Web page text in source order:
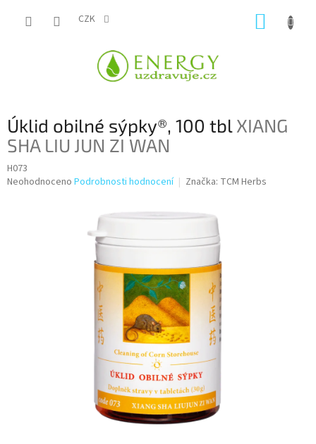
CZK
Úklid obilné sýpky®, 100 tblXIANG
SHA LIU JUN ZI WAN
H073
Průměrné
Neohodnoceno Podrobnosti hodnocení Značka: TCM Herbs